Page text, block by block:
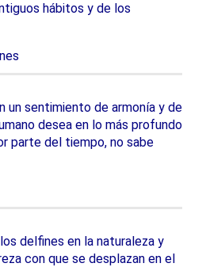
hábitos y de los
un sentimiento de armonía y de
desea en lo más profundo
parte del tiempo, no sabe
delfines en la naturaleza y
con que se desplazan en el